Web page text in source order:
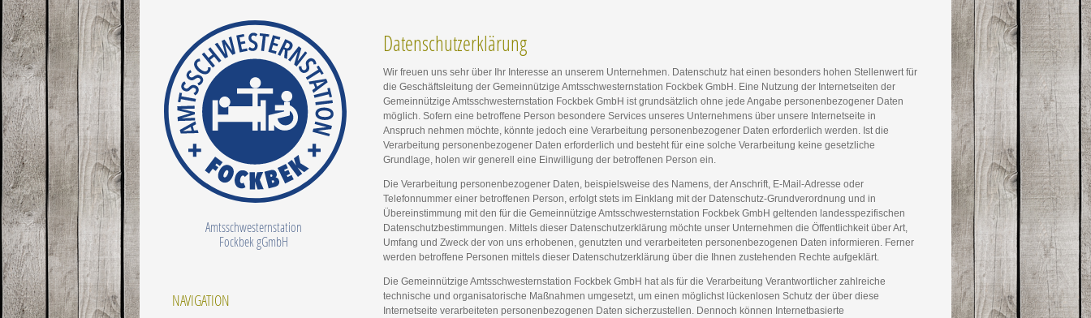
Amtsschwesternstation
Fockbek gGmbH
NAVIGATION
Datenschutzerklärung
Wir freuen uns sehr über Ihr Interesse an unserem Unternehmen. Datenschutz hat einen besonders hohen Stellenwert für
die Geschäftsleitung der Gemeinnützige Amtsschwesternstation Fockbek GmbH. Eine Nutzung der Internetseiten der
Gemeinnützige Amtsschwesternstation Fockbek GmbH ist grundsätzlich ohne jede Angabe personenbezogener Daten
möglich. Sofern eine betroffene Person besondere Services unseres Unternehmens über unsere Internetseite in
Anspruch nehmen möchte, könnte jedoch eine Verarbeitung personenbezogener Daten erforderlich werden. Ist die
Verarbeitung personenbezogener Daten erforderlich und besteht für eine solche Verarbeitung keine gesetzliche
Grundlage, holen wir generell eine Einwilligung der betroffenen Person ein.
Die Verarbeitung personenbezogener Daten, beispielsweise des Namens, der Anschrift, E-Mail-Adresse oder
Telefonnummer einer betroffenen Person, erfolgt stets im Einklang mit der Datenschutz-Grundverordnung und in
Übereinstimmung mit den für die Gemeinnützige Amtsschwesternstation Fockbek GmbH geltenden landesspezifischen
Datenschutzbestimmungen. Mittels dieser Datenschutzerklärung möchte unser Unternehmen die Öffentlichkeit über Art,
Umfang und Zweck der von uns erhobenen, genutzten und verarbeiteten personenbezogenen Daten informieren. Ferner
werden betroffene Personen mittels dieser Datenschutzerklärung über die Ihnen zustehenden Rechte aufgeklärt.
Die Gemeinnützige Amtsschwesternstation Fockbek GmbH hat als für die Verarbeitung Verantwortlicher zahlreiche
technische und organisatorische Maßnahmen umgesetzt, um einen möglichst lückenlosen Schutz der über diese
Internetseite verarbeiteten personenbezogenen Daten sicherzustellen. Dennoch können Internetbasierte